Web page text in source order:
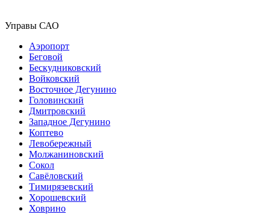
Управы САО
Аэропорт
Беговой
Бескудниковский
Войковский
Восточное Дегунино
Головинский
Дмитровский
Западное Дегунино
Коптево
Левобережный
Молжаниновский
Сокол
Савёловский
Тимирязевский
Хорошевский
Ховрино